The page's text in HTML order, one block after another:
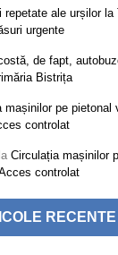
repetate ale urșilor la
urgente
de fapt,
Bistrița
mașinilor pe pietonal
controlat
Circulația mașinilor
controlat
RECENTE